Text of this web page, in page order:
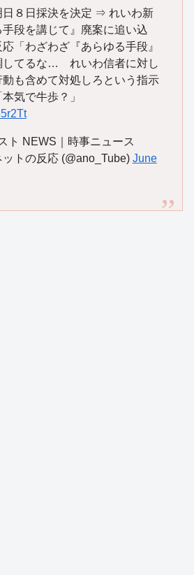
日８日採決を決定 ⇒ れいわ新
段を講じて』廃案に追い込
「わざわざ『あらゆる手段』
してるな… れいわ信者に対し
も含めて対処しろという指示
気で牛歩？」
ト NEWS｜時事ニュース
トの反応 (@ano_Tube) June